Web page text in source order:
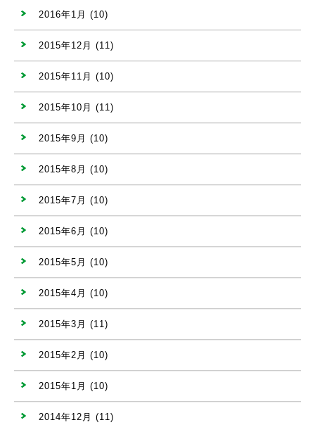
2016年1月 (10)
2015年12月 (11)
2015年11月 (10)
2015年10月 (11)
2015年9月 (10)
2015年8月 (10)
2015年7月 (10)
2015年6月 (10)
2015年5月 (10)
2015年4月 (10)
2015年3月 (11)
2015年2月 (10)
2015年1月 (10)
2014年12月 (11)